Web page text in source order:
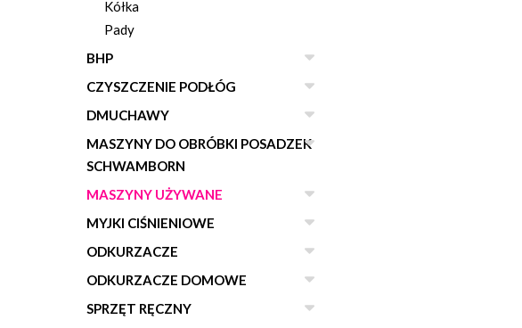
Kółka
Pady
BHP
CZYSZCZENIE PODŁÓG
DMUCHAWY
MASZYNY DO OBRÓBKI POSADZEK
SCHWAMBORN
MASZYNY UŻYWANE
MYJKI CIŚNIENIOWE
ODKURZACZE
ODKURZACZE DOMOWE
SPRZĘT RĘCZNY